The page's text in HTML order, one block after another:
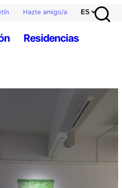
Hazte amigo/a
Residencias